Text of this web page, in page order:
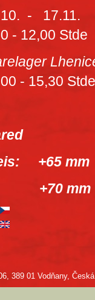
-
- 12,00 Stde
- 15,30 Stde
+65
mm
389 01 Vodňany,